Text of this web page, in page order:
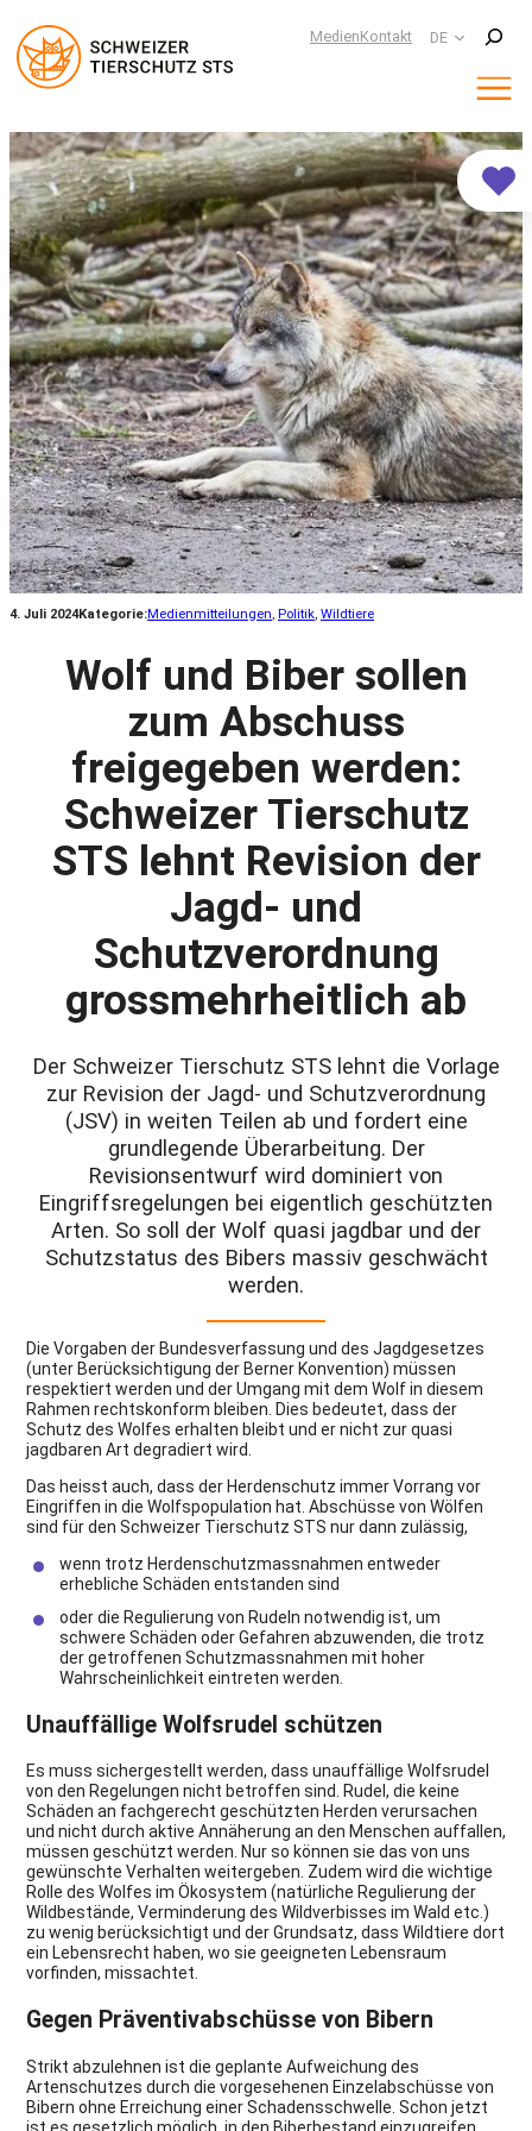
MedienKontakt DE
Suchen
4. Juli 2024Kategorie:Medienmitteilungen, Politik, Wildtiere
Wolf und Biber sollen
zum Abschuss
freigegeben werden:
Schweizer Tierschutz
STS lehnt Revision der
Jagd- und
Schutzverordnung
grossmehrheitlich ab
Der Schweizer Tierschutz STS lehnt die Vorlage
zur Revision der Jagd- und Schutzverordnung
(JSV) in weiten Teilen ab und fordert eine
grundlegende Überarbeitung. Der
Revisionsentwurf wird dominiert von
Eingriffsregelungen bei eigentlich geschützten
Arten. So soll der Wolf quasi jagdbar und der
Schutzstatus des Bibers massiv geschwächt
werden.
Die Vorgaben der Bundesverfassung und des Jagdgesetzes
(unter Berücksichtigung der Berner Konvention) müssen
respektiert werden und der Umgang mit dem Wolf in diesem
Rahmen rechtskonform bleiben. Dies bedeutet, dass der
Schutz des Wolfes erhalten bleibt und er nicht zur quasi
jagdbaren Art degradiert wird.
Das heisst auch, dass der Herdenschutz immer Vorrang vor
Eingriffen in die Wolfspopulation hat. Abschüsse von Wölfen
sind für den Schweizer Tierschutz STS nur dann zulässig,
wenn trotz Herdenschutzmassnahmen entweder
erhebliche Schäden entstanden sind
oder die Regulierung von Rudeln notwendig ist, um
schwere Schäden oder Gefahren abzuwenden, die trotz
der getroffenen Schutzmassnahmen mit hoher
Wahrscheinlichkeit eintreten werden.
Unauffällige Wolfsrudel schützen
Es muss sichergestellt werden, dass unauffällige Wolfsrudel
von den Regelungen nicht betroffen sind. Rudel, die keine
Schäden an fachgerecht geschützten Herden verursachen
und nicht durch aktive Annäherung an den Menschen auffallen,
müssen geschützt werden. Nur so können sie das von uns
gewünschte Verhalten weitergeben. Zudem wird die wichtige
Rolle des Wolfes im Ökosystem (natürliche Regulierung der
Wildbestände, Verminderung des Wildverbisses im Wald etc.)
zu wenig berücksichtigt und der Grundsatz, dass Wildtiere dort
ein Lebensrecht haben, wo sie geeigneten Lebensraum
vorfinden, missachtet.
Gegen Präventivabschüsse von Bibern
Strikt abzulehnen ist die geplante Aufweichung des
Artenschutzes durch die vorgesehenen Einzelabschüsse von
Bibern ohne Erreichung einer Schadensschwelle. Schon jetzt
ist es gesetzlich möglich, in den Biberbestand einzugreifen.